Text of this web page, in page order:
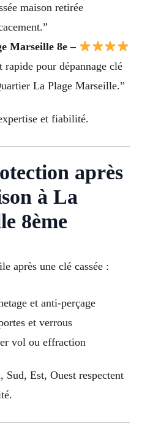
maison retirée
Marseille 8e –
rapide pour dépannage clé
La Plage Marseille.”
et fiabilité.
après
à La
8ème
après une clé cassée :
et anti-perçage
et verrous
vol ou effraction
Est, Ouest respectent